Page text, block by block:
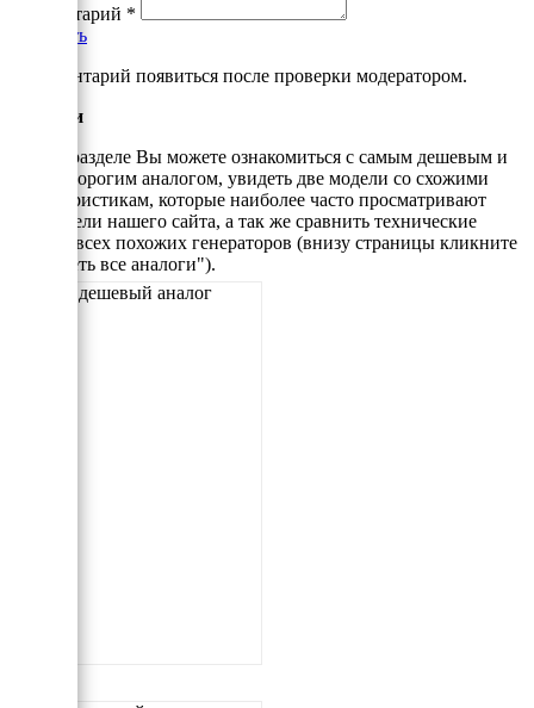
Комментарий *
Добавить
*Комментарий появиться после проверки модератором.
Аналоги
В этом разделе Вы можете ознакомиться с самым дешевым и
самым дорогим аналогом, увидеть две модели со схожими
характеристикам, которые наиболее часто просматривают
посетители нашего сайта, а так же сравнить технические
данные всех похожих генераторов (внизу страницы кликните
"Смотреть все аналоги").
Самый дешевый аналог